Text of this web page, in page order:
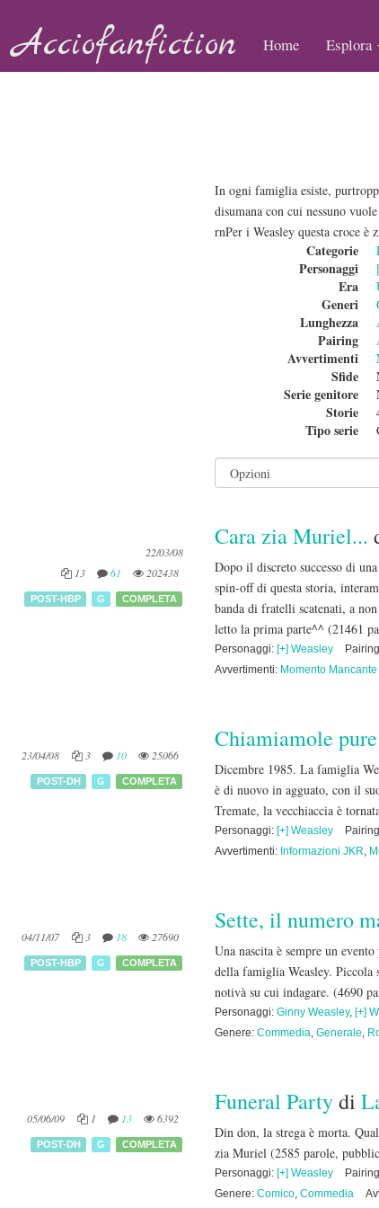
Acciofanfiction Home Esplora
In ogni famiglia esiste,
disumana con cui nessuno
rnPer i Weasley questa croce è
Categorie
Personaggi
Era
Generi
Lunghezza
Pairing
Avvertimenti
Sfide
Serie genitore
Storie
Tipo serie
22/03/08
13
61 202438
POST-HBP G COMPLETA
Cara zia Muriel...
Dopo il discreto successo di
spin-off di questa storia,
banda di fratelli scatenati, a
letto la prima parte^^ (21461
Personaggi: [+] Weasley
Avvertimenti: Momento Mancante
23/04/08 3 10 25066
POST-DH G COMPLETA
Chiamiamole
Dicembre 1985. La famiglia
è di nuovo in agguato, con il
Tremate, la vecchiaccia è
Personaggi: [+] Weasley
Avvertimenti: Informazioni JKR,
04/11/07 3 18 27690
POST-HBP G COMPLETA
Sette, il numero
Una nascita è sempre un
della famiglia Weasley. Piccola
notivà su cui indagare. (4690
Personaggi: Ginny Weasley, [+]
Genere: Commedia, Generale,
05/06/09 1 13 6392
POST-DH G COMPLETA
Funeral Partydi
Din don, la strega è morta.
zia Muriel (2585 parole,
Personaggi: [+] Weasley
Genere: Comico, Commedia